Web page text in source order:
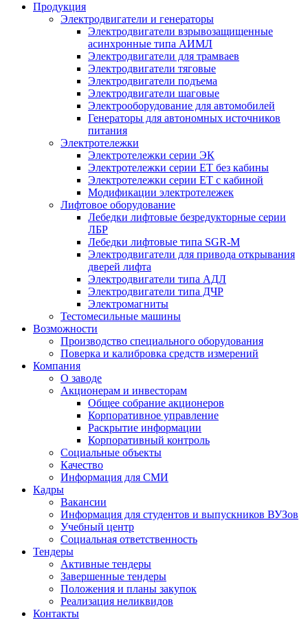
Продукция
Электродвигатели и генераторы
Электродвигатели взрывозащищенные
асинхронные типа АИМЛ
Электродвигатели для трамваев
Электродвигатели тяговые
Электродвигатели подъема
Электродвигатели шаговые
Электрооборудование для автомобилей
Генераторы для автономных источников
питания
Электротележки
Электротележки серии ЭК
Электротележки серии ЕТ без кабины
Электротележки серии ЕТ с кабиной
Модификации электротележек
Лифтовое оборудование
Лебедки лифтовые безредукторные серии
ЛБР
Лебедки лифтовые типа SGR-M
Электродвигатели для привода открывания
дверей лифта
Электродвигатели типа АДЛ
Электродвигатели типа ДЧР
Электромагниты
Тестомесильные машины
Возможности
Производство специального оборудования
Поверка и калибровка средств измерений
Компания
О заводе
Акционерам и инвесторам
Общее собрание акционеров
Корпоративное управление
Раскрытие информации
Корпоративный контроль
Социальные объекты
Качество
Информация для СМИ
Кадры
Вакансии
Информация для студентов и выпускников ВУЗов
Учебный центр
Социальная ответственность
Тендеры
Активные тендеры
Завершенные тендеры
Положения и планы закупок
Реализация неликвидов
Контакты